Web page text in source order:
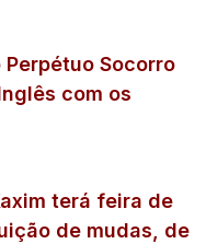
Socorro
com os
terá feira de
de mudas, de